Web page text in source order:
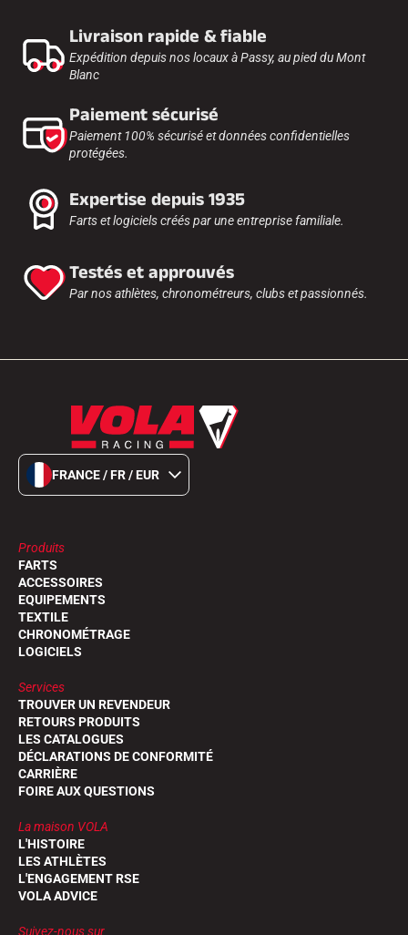
Livraison rapide & fiable
Expédition depuis nos locaux à Passy, au pied du Mont
Blanc
Paiement sécurisé
Paiement 100% sécurisé et données confidentielles
protégées.
Expertise depuis 1935
Farts et logiciels créés par une entreprise familiale.
Testés et approuvés
Par nos athlètes, chronométreurs, clubs et passionnés.
FRANCE / FR / EUR
Produits
FARTS
ACCESSOIRES
EQUIPEMENTS
TEXTILE
CHRONOMÉTRAGE
LOGICIELS
Services
TROUVER UN REVENDEUR
RETOURS PRODUITS
LES CATALOGUES
DÉCLARATIONS DE CONFORMITÉ
CARRIÈRE
FOIRE AUX QUESTIONS
La maison VOLA
L'HISTOIRE
LES ATHLÈTES
L'ENGAGEMENT RSE
VOLA ADVICE
Suivez-nous sur